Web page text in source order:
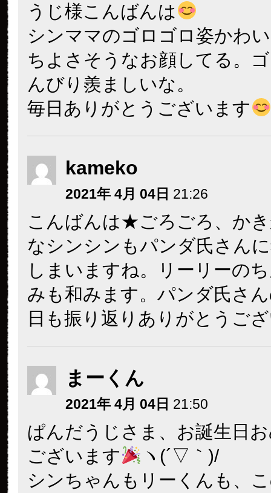
うじ様こんばんは
シンママのゴロゴロ姿かわ
ちよさそうなお顔してる。
んびり羨ましいな。
毎日ありがとうございます
kameko
2021年 4月 04日 21:26
こんばんは★ごろごろ、か
なシンシンもパンダ氏さん
しまいますね。リーリーの
みも和みます。パンダ氏さ
日も振り返りありがとうご
まーくん
2021年 4月 04日 21:50
ぱんだうじさま、お誕生日
ございます
ヽ(´▽｀)/
シンちゃんもリーくんも、